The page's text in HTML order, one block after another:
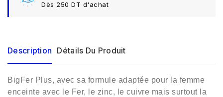
Dès 250 DT d'achat
Description Détails Du Produit
BigFer Plus, avec sa formule adaptée pour la femme
enceinte avec le Fer, le zinc, le cuivre mais surtout la